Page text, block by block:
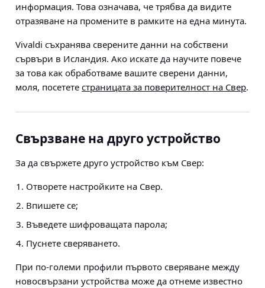
информация. Това означава, че трябва да видите
отразяване на промените в рамките на една минута.
Vivaldi съхранява сверените данни на собствени
сървъри в Исландия. Ако искате да научите повече
за това как обработваме вашите сверени данни,
моля, посетете страницата за поверителност на Свер.
Свързване на друго устройство
За да свържете друго устройство към Свер:
Отворете настройките на Свер.
Впишете се;
Въведете шифроващата парола;
Пуснете сверяването.
При по-големи профили първото сверяване между
новосвързани устройства може да отнеме известно